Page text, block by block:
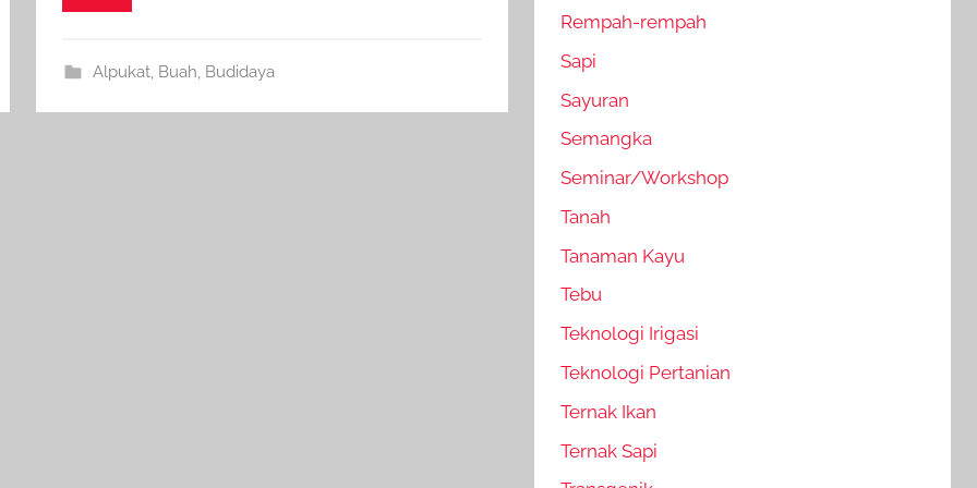
Alpukat, Buah, Budidaya
Rempah-rempah
Sapi
Sayuran
Semangka
Seminar/Workshop
Tanah
Tanaman Kayu
Tebu
Teknologi Irigasi
Teknologi Pertanian
Ternak Ikan
Ternak Sapi